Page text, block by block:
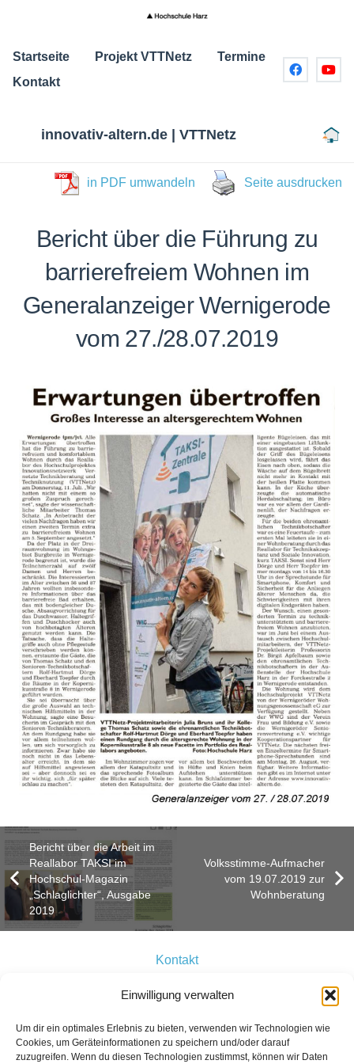
Einwilligung verwalten
Um dir ein optimales Erlebnis zu bieten, verwenden wir Technologien wie
Cookies, um Geräteinformationen zu speichern und/oder darauf
zuzugreifen. Wenn du diesen Technologien zustimmst, können wir Daten
Startseite Projekt VTTNetz
Termine
Kontakt
innovativ-altern.de | VTTNetz
in PDF umwandeln Seite ausdrucken
Bericht über die Führung zu
barrierefreiem Wohnen im
Generalanzeiger Wernigerode
vom 27./28.07.2019
Bericht über die Arbeit im
Reallabor TAKSI im
Hochschul-Magazin
„Schlaglichter“, Ausgabe
2019
Volksstimme-Aufmacher
vom 19.07.2019 zur
Wohnberatung
Kontakt
Datenschutz
Das Projekt auf Facebook